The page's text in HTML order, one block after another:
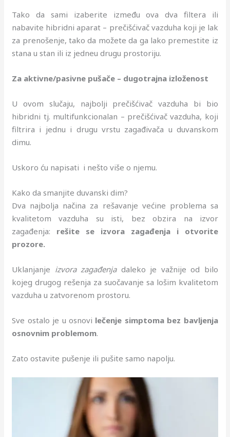
Tako da sami izaberite između ova dva filtera ili
nabavite hibridni aparat – prečišćivač vazduha koji je lak
za prenošenje, tako da možete da ga lako premestite iz
stana u stan ili iz jedneu drugu prostoriju.
Za aktivne/pasivne pušače – dugotrajna izloženost
U ovom slučaju, najbolji prečišćivač vazduha bi bio
hibridni tj. multifunkcionalan – prečišćivač vazduha, koji
filtrira i jednu i drugu vrstu zagađivača u duvanskom
dimu.
Uskoro ću napisati i nešto više o njemu.
Kako da smanjite duvanski dim?
Dva najbolja načina za rešavanje većine problema sa
kvalitetom vazduha su isti, bez obzira na izvor
zagađenja: rešite se izvora zagađenja i otvorite
prozore.
Uklanjanje izvora zagađenjadaleko je važnije od bilo
kojeg drugog rešenja za suočavanje sa lošim kvalitetom
vazduha u zatvorenom prostoru.
Sve ostalo je u osnovi lečenje simptoma bez bavljenja
osnovnim problemom.
Zato ostavite pušenje ili pušite samo napolju.